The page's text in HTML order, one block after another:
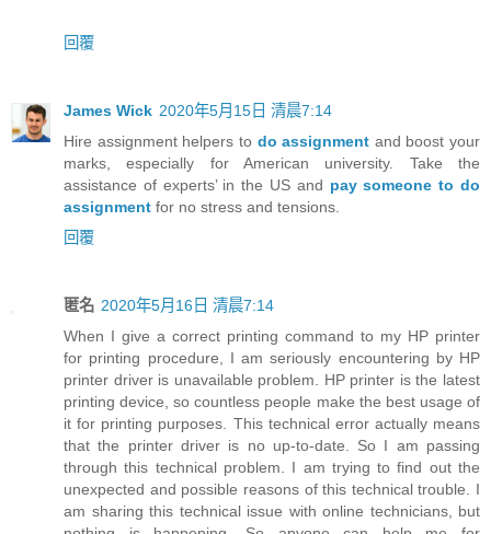
回覆
James Wick 2020年5月15日 清晨7:14
Hire assignment helpers to do assignment and boost your
marks, especially for American university. Take the
assistance of experts’ in the US and pay someone to do
assignment for no stress and tensions.
回覆
匿名 2020年5月16日 清晨7:14
When I give a correct printing command to my HP printer
for printing procedure, I am seriously encountering by HP
printer driver is unavailable problem. HP printer is the latest
printing device, so countless people make the best usage of
it for printing purposes. This technical error actually means
that the printer driver is no up-to-date. So I am passing
through this technical problem. I am trying to find out the
unexpected and possible reasons of this technical trouble. I
am sharing this technical issue with online technicians, but